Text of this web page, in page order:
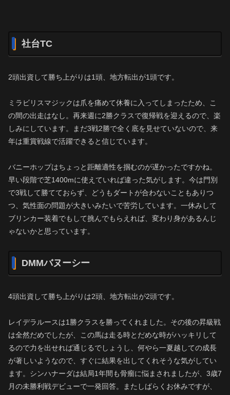
社台TC
2頭出資して勝ち上がりは1頭、地方転出が1頭です。
ミラビリスマジックは爪を痛めて休養に入ってしまったため、こ
の間の出走はなし。再来週に2勝クラスで復帰戦を迎えるので、楽
しみにしています。まだ3戦2勝で全く底を見せていないので、来
年は重賞戦線で活躍できると信じています。
バニーホップはちょっと距離適性を掴むのが遅かったですかね。
早い段階で芝1400mに使えていれば違った気がします。今は門別
で3戦して勝てておらず、どうもダートが合わないこともありつ
つ、気性面の問題が大きいみたいで苦労しています。一休みして
ブリンカー装着でもして挑んでもらえれば、変わり身があるんじ
ゃないかと思っています。
DMMバヌーシー
4頭出資して勝ち上がりは2頭、地方転出が2頭です。
レイデラルースは1勝クラスを勝ってくれました。その後の昇級戦
は全然だめでしたが、この馬は走る時とだめな時がハッキリして
るので力を出せれば通じるでしょうし、何やら一夏越しての成長
が著しいようなので、すぐに結果を出してくれそうな気がしてい
ます。シンハナーダは結局1年間も骨瘤に悩まされましたが、3歳7
月の未勝利戦デビューで一発回答。またしばらくお休みですが、